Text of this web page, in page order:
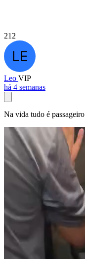
212
Leo VIP
há 4 semanas
Na vida tudo é passageiro